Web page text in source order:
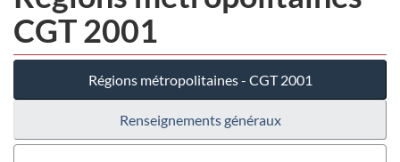
CGT 2001
Régions métropolitaines - CGT 2001
Renseignements généraux